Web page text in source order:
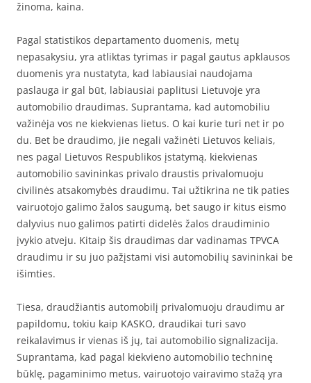
žinoma, kaina.
Pagal statistikos departamento duomenis, metų
nepasakysiu, yra atliktas tyrimas ir pagal gautus apklausos
duomenis yra nustatyta, kad labiausiai naudojama
paslauga ir gal būt, labiausiai paplitusi Lietuvoje yra
automobilio draudimas. Suprantama, kad automobiliu
važinėja vos ne kiekvienas lietus. O kai kurie turi net ir po
du. Bet be draudimo, jie negali važinėti Lietuvos keliais,
nes pagal Lietuvos Respublikos įstatymą, kiekvienas
automobilio savininkas privalo draustis privalomuoju
civilinės atsakomybės draudimu. Tai užtikrina ne tik paties
vairuotojo galimo žalos saugumą, bet saugo ir kitus eismo
dalyvius nuo galimos patirti didelės žalos draudiminio
įvykio atveju. Kitaip šis draudimas dar vadinamas TPVCA
draudimu ir su juo pažįstami visi automobilių savininkai be
išimties.
Tiesa, draudžiantis automobilį privalomuoju draudimu ar
papildomu, tokiu kaip KASKO, draudikai turi savo
reikalavimus ir vienas iš jų, tai automobilio signalizacija.
Suprantama, kad pagal kiekvieno automobilio techninę
būklę, pagaminimo metus, vairuotojo vairavimo stažą yra